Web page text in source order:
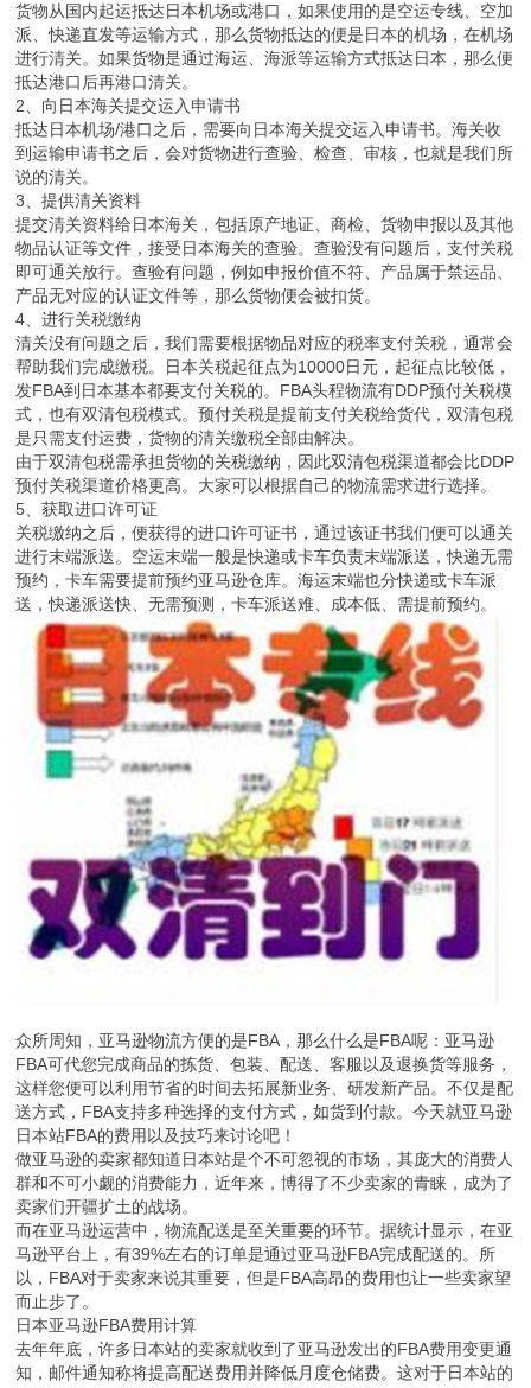
货物从国内起运抵达日本机场或港口，如果使用的是空运专线、空加
派、快递直发等运输方式，那么货物抵达的便是日本的机场，在机场
进行清关。如果货物是通过海运、海派等运输方式抵达日本，那么便
抵达港口后再港口清关。
2、向日本海关提交运入申请书
抵达日本机场/港口之后，需要向日本海关提交运入申请书。海关收
到运输申请书之后，会对货物进行查验、检查、审核，也就是我们所
说的清关。
3、提供清关资料
提交清关资料给日本海关，包括原产地证、商检、货物申报以及其他
物品认证等文件，接受日本海关的查验。查验没有问题后，支付关税
即可通关放行。查验有问题，例如申报价值不符、产品属于禁运品、
产品无对应的认证文件等，那么货物便会被扣货。
4、进行关税缴纳
清关没有问题之后，我们需要根据物品对应的税率支付关税，通常会
帮助我们完成缴税。日本关税起征点为10000日元，起征点比较低，
发FBA到日本基本都要支付关税的。FBA头程物流有DDP预付关税模
式，也有双清包税模式。预付关税是提前支付关税给货代，双清包税
是只需支付运费，货物的清关缴税全部由解决。
由于双清包税需承担货物的关税缴纳，因此双清包税渠道都会比DDP
预付关税渠道价格更高。大家可以根据自己的物流需求进行选择。
5、获取进口许可证
关税缴纳之后，便获得的进口许可证书，通过该证书我们便可以通关
进行末端派送。空运末端一般是快递或卡车负责末端派送，快递无需
预约，卡车需要提前预约亚马逊仓库。海运末端也分快递或卡车派
送，快递派送快、无需预测，卡车派送难、成本低、需提前预约。
众所周知，亚马逊物流方便的是FBA，那么什么是FBA呢：亚马逊
FBA可代您完成商品的拣货、包装、配送、客服以及退换货等服务，
这样您便可以利用节省的时间去拓展新业务、研发新产品。不仅是配
送方式，FBA支持多种选择的支付方式，如货到付款。今天就亚马逊
日本站FBA的费用以及技巧来讨论吧！
做亚马逊的卖家都知道日本站是个不可忽视的市场，其庞大的消费人
群和不可小觑的消费能力，近年来，博得了不少卖家的青睐，成为了
卖家们开疆扩土的战场。
而在亚马逊运营中，物流配送是至关重要的环节。据统计显示，在亚
马逊平台上，有39%左右的订单是通过亚马逊FBA完成配送的。所
以，FBA对于卖家来说其重要，但是FBA高昂的费用也让一些卖家望
而止步了。
日本亚马逊FBA费用计算
去年年底，许多日本站的卖家就收到了亚马逊发出的FBA费用变更通
知，邮件通知称将提高配送费用并降低月度仓储费。这对于日本站的